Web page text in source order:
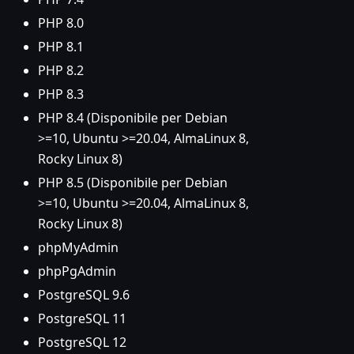
PHP 8.0
PHP 8.1
PHP 8.2
PHP 8.3
PHP 8.4 (Disponibile per Debian
>=10, Ubuntu >=20.04, AlmaLinux 8,
Rocky Linux 8)
PHP 8.5 (Disponibile per Debian
>=10, Ubuntu >=20.04, AlmaLinux 8,
Rocky Linux 8)
phpMyAdmin
phpPgAdmin
PostgreSQL 9.6
PostgreSQL 11
PostgreSQL 12